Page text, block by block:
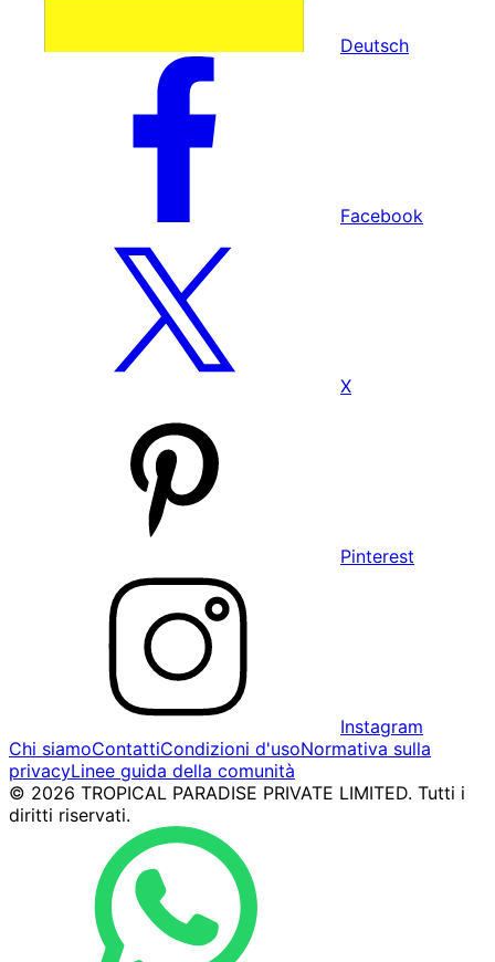
Deutsch
Facebook
X
Pinterest
Instagram
Chi siamoContattiCondizioni d'usoNormativa sulla
privacyLinee guida della comunità
© 2026 TROPICAL PARADISE PRIVATE LIMITED. Tutti i
diritti riservati.